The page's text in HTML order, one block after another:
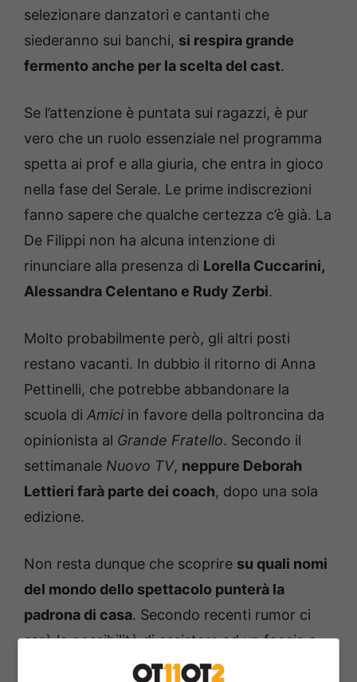
selezionare danzatori e cantanti che
siederanno sui banchi, si respira grande
fermento anche per la scelta del cast.
Se l’attenzione è puntata sui ragazzi, è pur
vero che un ruolo essenziale nel programma
spetta ai prof e alla giuria, che entra in gioco
nella fase del Serale. Le prime indiscrezioni
fanno sapere che qualche certezza c’è già. La
De Filippi non ha alcuna intenzione di
rinunciare alla presenza di Lorella Cuccarini,
Alessandra Celentano e Rudy Zerbi.
Molto probabilmente però, gli altri posti
restano vacanti. In dubbio il ritorno di Anna
Pettinelli, che potrebbe abbandonare la
scuola di Amiciin favore della poltroncina da
opinionista al Grande Fratello. Secondo il
settimanale Nuovo TV, neppure Deborah
Lettieri farà parte dei coach, dopo una sola
edizione.
Non resta dunque che scoprire su quali nomi
del mondo dello spettacolo punterà la
padrona di casa. Secondo recenti rumor ci
sarà la possibilità di assistere ad un faccia a
faccia tra due famosi “rivali d’amore”.